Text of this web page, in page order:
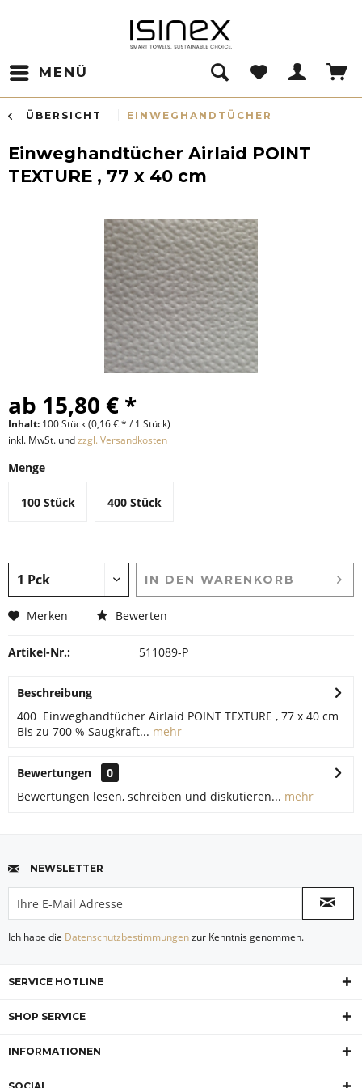
MENÜ
ÜBERSICHT EINWEGHANDTÜCHER
Einweghandtücher Airlaid POINT
TEXTURE , 77 x 40 cm
ab 15,80 € *
Inhalt: 100 Stück (0,16 € * / 1 Stück)
inkl. MwSt. undzzgl. Versandkosten
Menge
100 Stück 400 Stück
IN DEN WARENKORB
Merken Bewerten
Artikel-Nr.: 511089-P
Beschreibung
400 Einweghandtücher Airlaid POINT TEXTURE , 77 x 40 cm
Bis zu 700 % Saugkraft... mehr
Bewertungen
0
Bewertungen lesen, schreiben und diskutieren... mehr
NEWSLETTER
Ich habe die Datenschutzbestimmungenzur Kenntnis genommen.
SERVICE HOTLINE
SHOP SERVICE
INFORMATIONEN